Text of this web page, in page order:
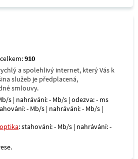
910
a spolehlivý internet, který Vás k
služeb je předplacená,
smlouvy.
s | nahrávání: - Mb/s | odezva: - ms
- Mb/s | nahrávání: - Mb/s |
: stahování: - Mb/s | nahrávání: -